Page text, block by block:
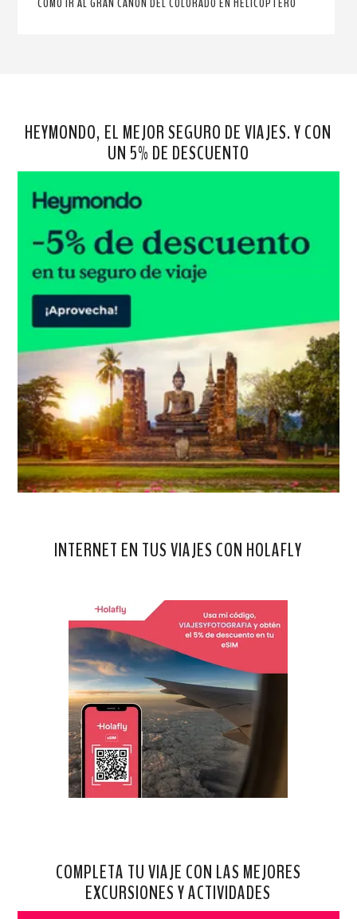
HEYMONDO, EL MEJOR SEGURO DE VIAJES. Y CON
UN 5% DE DESCUENTO
INTERNET EN TUS VIAJES CON HOLAFLY
COMPLETA TU VIAJE CON LAS MEJORES
EXCURSIONES Y ACTIVIDADES